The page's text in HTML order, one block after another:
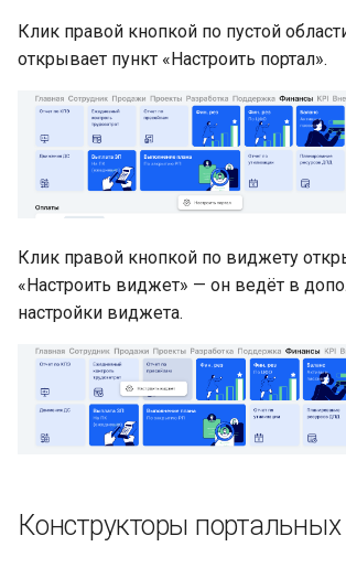
Клик правой кнопкой по пустой
открывает пункт «Настроить портал».
Клик правой кнопкой по виджету
«Настроить виджет» — он ведёт в
настройки виджета.
Конструкторы